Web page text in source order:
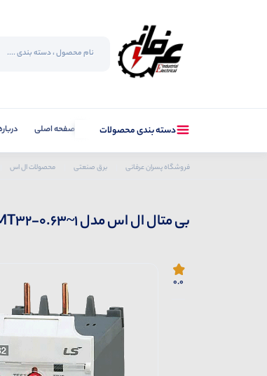
دسته بندی محصولات صفحه اصلی
فروشگاه پسران عرفانی برق صنعتی محصولات ال اس
بی متال ال اس مدل MT32-0.63~1
0.0